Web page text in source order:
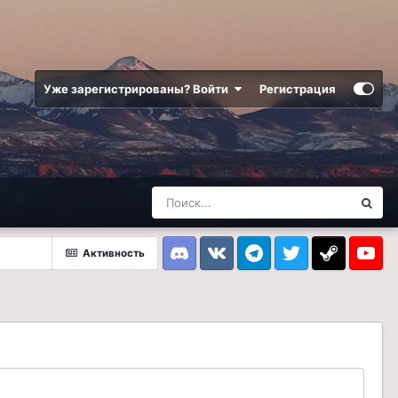
Уже зарегистрированы? Войти Регистрация
Активность
DiscordVK TelegramTwitter Steam